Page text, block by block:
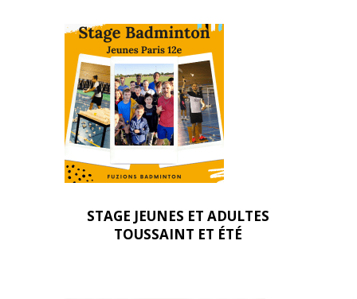
STAGE JEUNES ET ADULTES
TOUSSAINT ET ÉTÉ